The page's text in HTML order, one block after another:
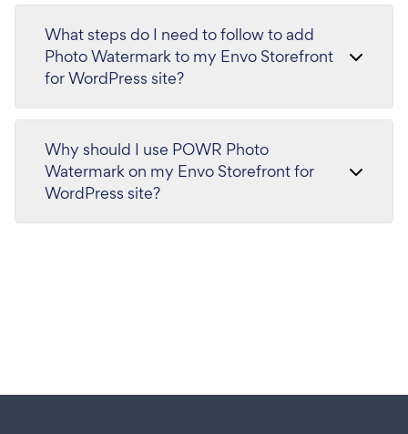
What steps do I need to follow to add
Photo Watermark to my Envo Storefront
for WordPress site?
Why should I use POWR Photo
Watermark on my Envo Storefront for
WordPress site?